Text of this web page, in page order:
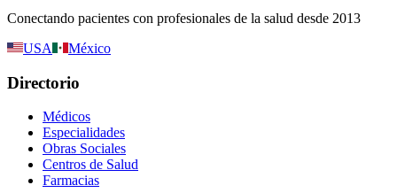
Conectando pacientes con profesionales de la salud desde 2013
USA
México
Directorio
Médicos
Especialidades
Obras Sociales
Centros de Salud
Farmacias